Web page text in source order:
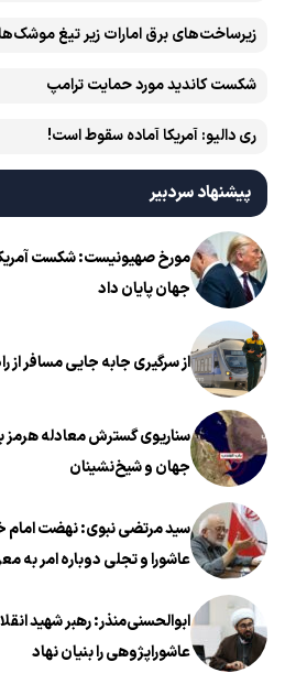
زیرساخت‌های برق امارات زیر تیغ
شکست کاندید مورد حمایت ترامپ
ری دالیو: آمریکا آماده سقوط است!
پیشنهاد سردبیر
مورخ صهیونیست: شکست
جهان پایان داد
از سرگیری جابه جایی مسافر از
سناریوی گسترش معادله هرمز
جهان و شیخ‌نشینان
سید مرتضی نبوی: نهضت امام
عاشورا و تجلی دوباره امر
ابوالحسنی‌منذر: رهبر شهید
عاشوراپژوهی را بنیان نهاد